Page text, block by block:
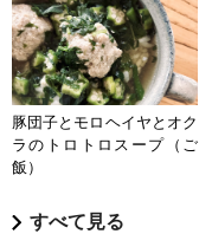
豚団子とモロヘイヤとオク
ラのトロトロスープ（ご
飯）
すべて見る